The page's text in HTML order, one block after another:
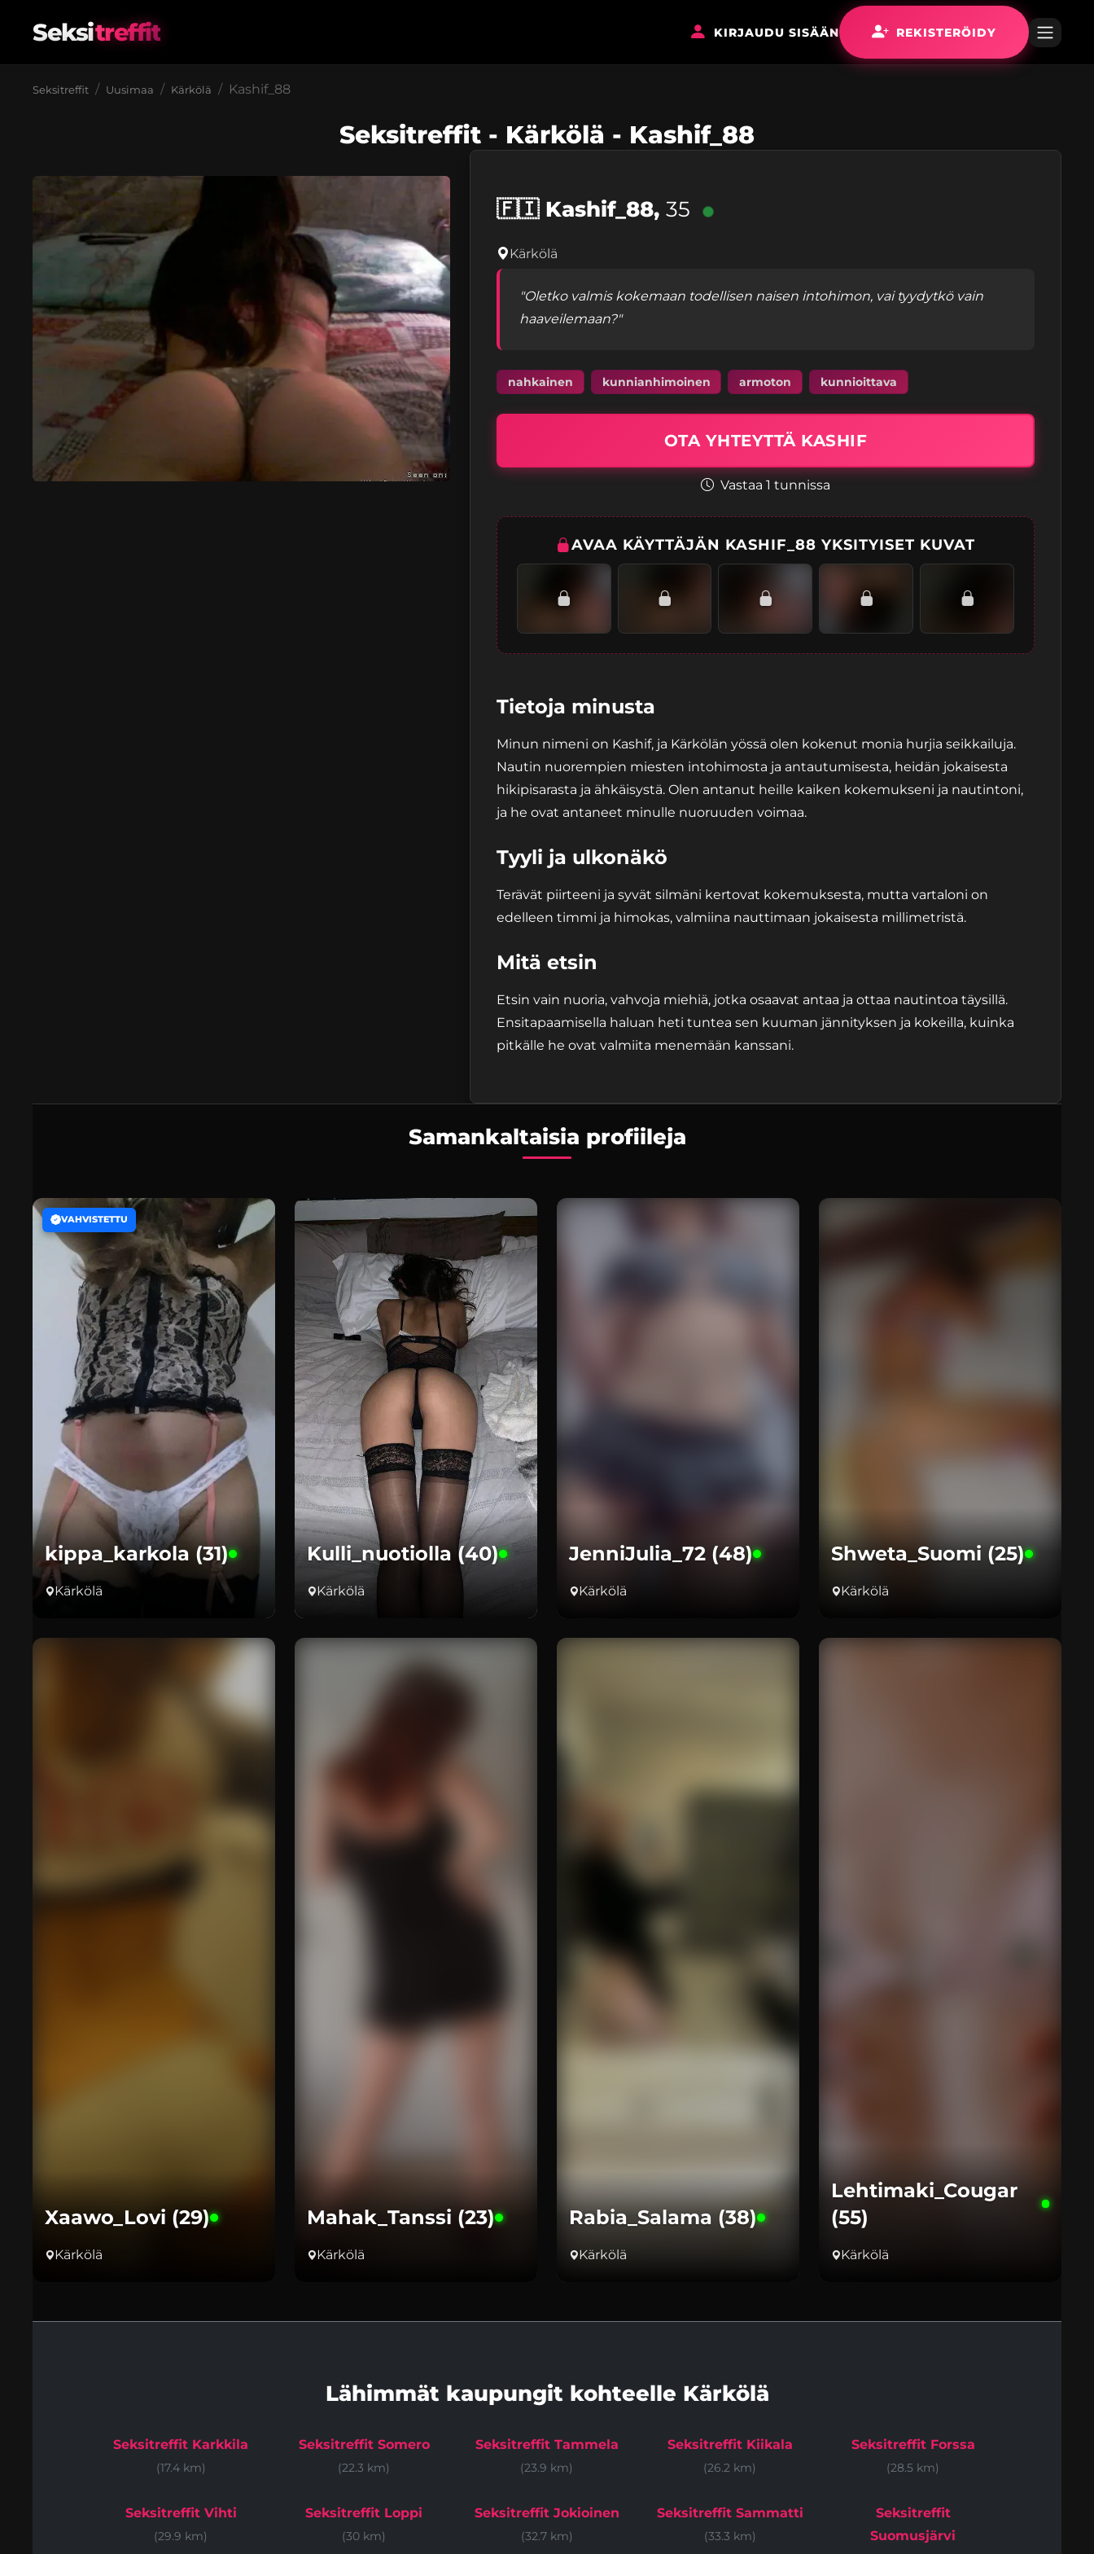
Seksitreffit KIRJAUDU SISÄÄN REKISTERÖIDY
Seksitreffit Uusimaa Kärkölä Kashif_88
Seksitreffit - Kärkölä - Kashif_88
🇫🇮Kashif_88, 35
Kärkölä
"Oletko valmis kokemaan todellisen naisen intohimon, vai tyydytkö vain
haaveilemaan?"
nahkainen kunnianhimoinen armoton kunnioittava
OTA YHTEYTTÄ KASHIF
Vastaa 1 tunnissa
AVAA KÄYTTÄJÄN KASHIF_88 YKSITYISET KUVAT
Tietoja minusta
Minun nimeni on Kashif, ja Kärkölän yössä olen kokenut monia hurjia seikkailuja.
Nautin nuorempien miesten intohimosta ja antautumisesta, heidän jokaisesta
hikipisarasta ja ähkäisystä. Olen antanut heille kaiken kokemukseni ja nautintoni,
ja he ovat antaneet minulle nuoruuden voimaa.
Tyyli ja ulkonäkö
Terävät piirteeni ja syvät silmäni kertovat kokemuksesta, mutta vartaloni on
edelleen timmi ja himokas, valmiina nauttimaan jokaisesta millimetristä.
Mitä etsin
Etsin vain nuoria, vahvoja miehiä, jotka osaavat antaa ja ottaa nautintoa täysillä.
Ensitapaamisella haluan heti tuntea sen kuuman jännityksen ja kokeilla, kuinka
pitkälle he ovat valmiita menemään kanssani.
Samankaltaisia profiileja
VAHVISTETTU
kippa_karkola (31)
Kärkölä
Kulli_nuotiolla (40)
Kärkölä
JenniJulia_72 (48)
Kärkölä
Shweta_Suomi (25)
Kärkölä
Xaawo_Lovi (29)
Kärkölä
Mahak_Tanssi (23)
Kärkölä
Rabia_Salama (38)
Kärkölä
Lehtimaki_Cougar
(55)
Kärkölä
Lähimmät kaupungit kohteelle Kärkölä
Seksitreffit Karkkila
(17.4 km)
Seksitreffit Somero
(22.3 km)
Seksitreffit Tammela
(23.9 km)
Seksitreffit Kiikala
(26.2 km)
Seksitreffit Forssa
(28.5 km)
Seksitreffit Vihti
(29.9 km)
Seksitreffit Loppi
(30 km)
Seksitreffit Jokioinen
(32.7 km)
Seksitreffit Sammatti
(33.3 km)
Seksitreffit
Suomusjärvi